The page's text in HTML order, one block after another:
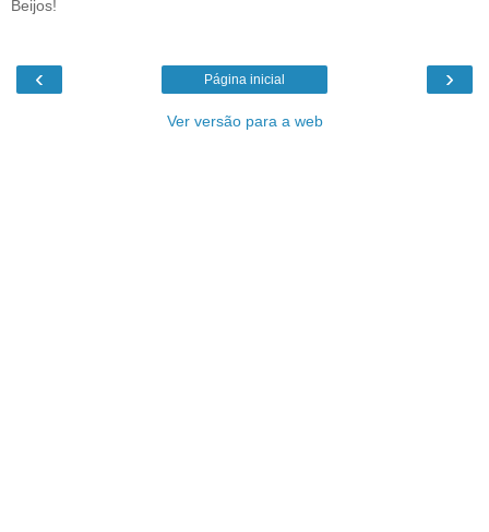
Beijos!
‹ ›
Página inicial
Ver versão para a web